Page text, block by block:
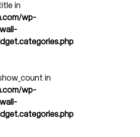
in
wp-
in
wp-